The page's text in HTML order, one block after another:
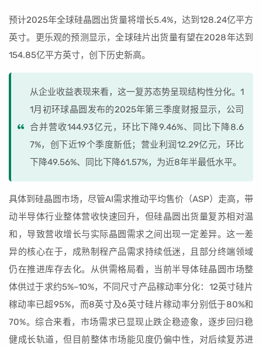
预计2025年全球硅晶圆出货量将增长5.4%，达到128.24亿平方
英寸。更乐观的预测显示，全球硅片出货量有望在2028年达到
154.85亿平方英寸，创下历史新高。
从企业收益表现来看，这一复苏态势呈现结构性分化。1
1月初环球晶圆发布的2025年第三季度财报显示，公司
合并营收144.93亿元，环比下降9.46%、同比下降8.6
7%，创下近19个季度新低；营业利润12.29亿元，环比
下降49.56%、同比下降61.57%，为近8年半最低水平。
具体到硅晶圆市场，尽管AI需求推动平均售价（ASP）走高，带
动半导体行业整体营收快速回升，但硅晶圆出货量复苏相对温
和，导致营收增长与实际晶圆需求之间出现一定差异。这一差
异的核心在于，成熟制程产品需求持续低迷，且部分终端领域
仍在推进库存去化。从供需格局看，当前半导体硅晶圆市场整
体供过于求约5%~10%，不同尺寸产品稼动率分化：12英寸硅片
稼动率已超95%，而8英寸及6英寸硅片稼动率分别低于80%和
70%。综合来看，市场需求已显现止跌企稳迹象，逐步回归稳
健成长轨道，但目前整体市场能见度仍偏中性，对后续复苏进